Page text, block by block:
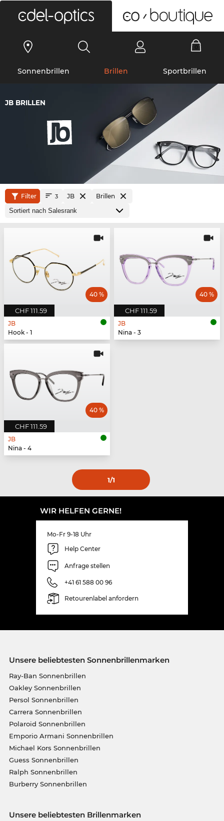
Sonnenbrillen Brillen Sportbrillen
JB BRILLEN
Filter 3 JB Brillen
CHF 111.59
40 %
JB
Hook - 1
CHF 111.59
40 %
JB
Nina - 3
CHF 111.59
40 %
JB
Nina - 4
1/1
WIR HELFEN GERNE!
Mo-Fr 9-18 Uhr
Help Center
Anfrage stellen
+41 61 588 00 96
Retourenlabel anfordern
Unsere beliebtesten Sonnenbrillenmarken
Ray-Ban Sonnenbrillen
Oakley Sonnenbrillen
Persol Sonnenbrillen
Carrera Sonnenbrillen
Polaroid Sonnenbrillen
Emporio Armani Sonnenbrillen
Michael Kors Sonnenbrillen
Guess Sonnenbrillen
Ralph Sonnenbrillen
Burberry Sonnenbrillen
Unsere beliebtesten Brillenmarken